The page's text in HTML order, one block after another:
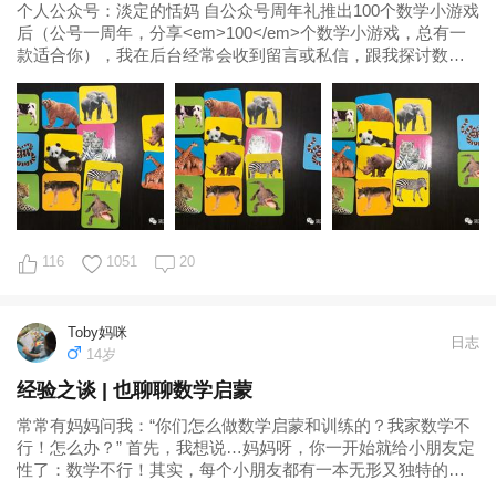
个人公众号：淡定的恬妈 自公众号周年礼推出100个数学小游戏
后（公号一周年，分享<em>100</em>个数学小游戏，总有一
款适合你），我在后台经常会收到留言或私信，跟我探讨数学
116 1051 20
Toby妈咪
14岁
日志
经验之谈 | 也聊聊数学启蒙
常常有妈妈问我：“你们怎么做数学启蒙和训练的？我家数学不
行！怎么办？” 首先，我想说…妈妈呀，你一开始就给小朋友定
性了：数学不行！其实，每个小朋友都有一本无形又独特的使